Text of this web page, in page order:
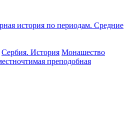
история по периодам. Средние
Сербия. История Монашество
преподобная